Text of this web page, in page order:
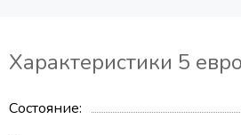
Характеристики 5
Состояние